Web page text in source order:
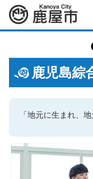
鹿屋市
鹿児島綜
「地元に生まれ、